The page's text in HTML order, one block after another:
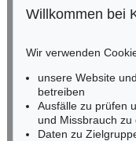
Auktion 559 - Lot 153
Ergebnis:€ 2.750
RHEINLAND-PFALZ
Miriam Heß
Tel.: +49 (0)62 21
Fax: +49 (0)62 21
Willkommen bei
Wir verwenden
unsere Website
betreiben
Ausfälle zu prüfen
und Missbrauch zu
Daten zu